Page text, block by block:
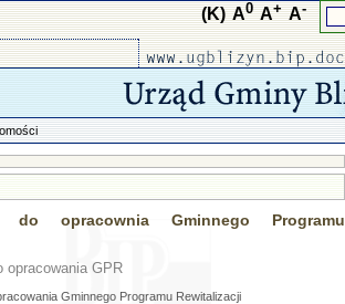
(K) A0 A+ A-
do opracownia Gminnego Programu
opracowania GPR
Gminnego Programu Rewitalizacji